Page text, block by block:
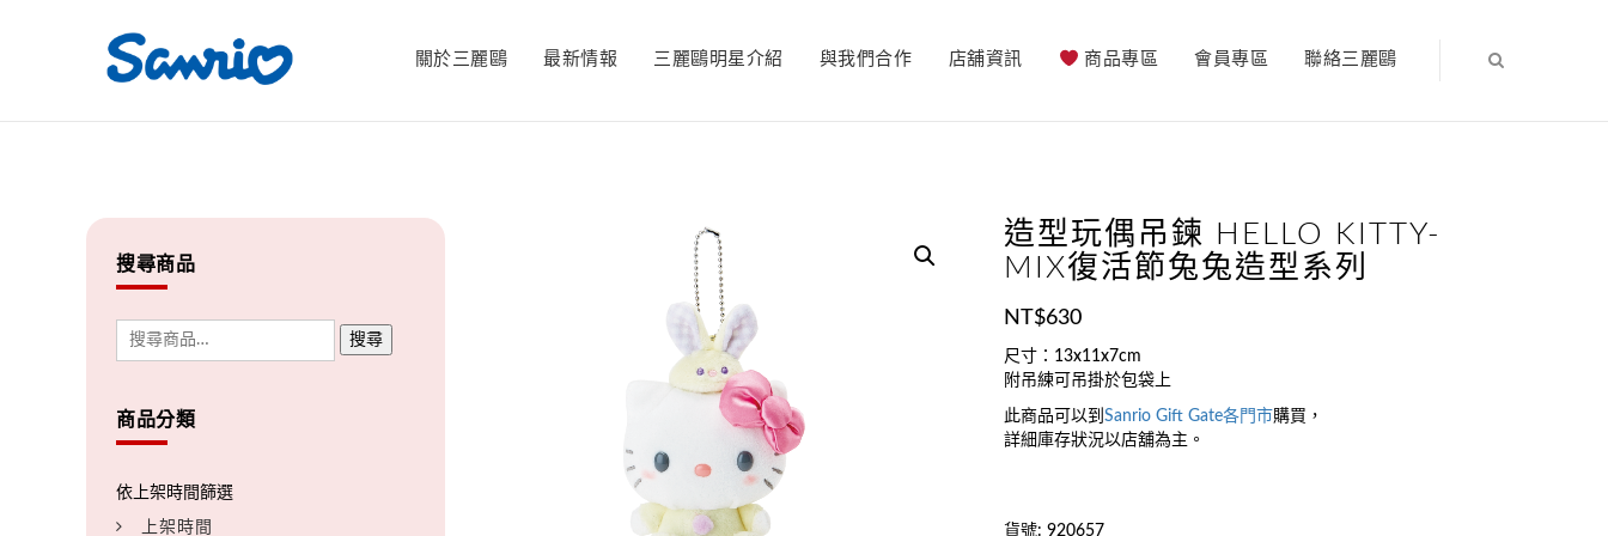
關於三麗鷗 最新情報 三麗鷗明星介紹 與我們合作 店舖資訊 商品專區 會員專區 聯絡三麗鷗
造型玩偶吊鍊 HELLO KITTY-
MIX復活節兔兔造型系列
NT$630
尺寸：13x11x7cm
附吊練可吊掛於包袋上
此商品可以到Sanrio Gift Gate各門市 購買，
詳細庫存狀況以店舖為主。
貨號:920657
搜尋商品
搜尋
商品分類
上架時間